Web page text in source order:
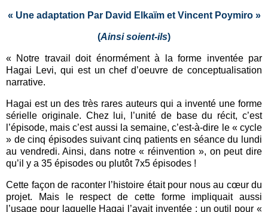
« Une adaptation Par David Elkaïm et Vincent Poymiro »
(Ainsi soient-ils)
« Notre travail doit énormément à la forme inventée par
Hagai Levi, qui est un chef d’oeuvre de conceptualisation
narrative.
Hagai est un des très rares auteurs qui a inventé une forme
sérielle originale. Chez lui, l’unité de base du récit, c’est
l’épisode, mais c’est aussi la semaine, c’est-à-dire le « cycle
» de cinq épisodes suivant cinq patients en séance du lundi
au vendredi. Ainsi, dans notre « réinvention », on peut dire
qu’il y a 35 épisodes ou plutôt 7x5 épisodes !
Cette façon de raconter l’histoire était pour nous au cœur du
projet. Mais le respect de cette forme impliquait aussi
l’usage pour laquelle Hagai l’avait inventée : un outil pour «